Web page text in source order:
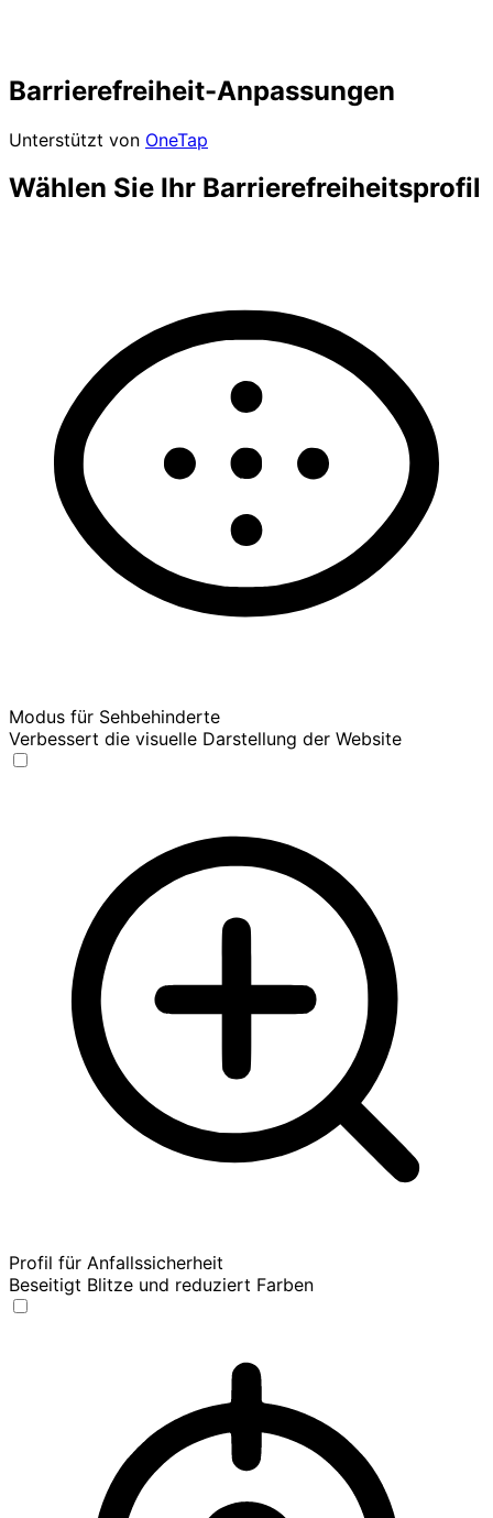
Barrierefreiheit-Anpassungen
Unterstützt von OneTap
Wählen Sie Ihr Barrierefreiheitsprofil
Modus für Sehbehinderte
Verbessert die visuelle Darstellung der Website
Profil für Anfallssicherheit
Beseitigt Blitze und reduziert Farben